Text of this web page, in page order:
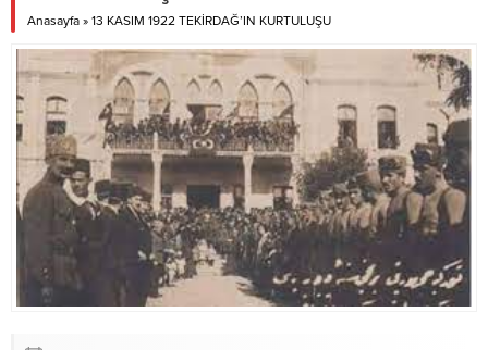
Anasayfa » 13 KASIM 1922 TEKİRDAĞ’IN KURTULUŞU